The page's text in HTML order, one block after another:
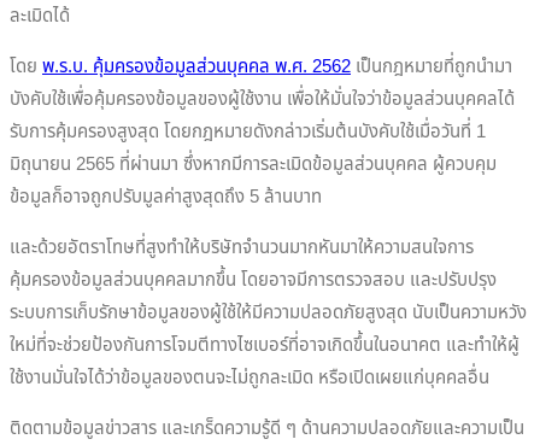
ละเมิดได้
โดย พ.ร.บ. คุ้มครองข้อมูลส่วนบุคคล พ.ศ. 2562 เป็นกฎหมายที่ถูกนำมา
บังคับใช้เพื่อคุ้มครองข้อมูลของผู้ใช้งาน เพื่อให้มั่นใจว่าข้อมูลส่วนบุคคลได้
รับการคุ้มครองสูงสุด โดยกฎหมายดังกล่าวเริ่มต้นบังคับใช้เมื่อวันที่ 1
มิถุนายน 2565 ที่ผ่านมา ซึ่งหากมีการละเมิดข้อมูลส่วนบุคคล ผู้ควบคุม
ข้อมูลก็อาจถูกปรับมูลค่าสูงสุดถึง 5 ล้านบาท
และด้วยอัตราโทษที่สูงทำให้บริษัทจำนวนมากหันมาให้ความสนใจการ
คุ้มครองข้อมูลส่วนบุคคลมากขึ้น โดยอาจมีการตรวจสอบ และปรับปรุง
ระบบการเก็บรักษาข้อมูลของผู้ใช้ให้มีความปลอดภัยสูงสุด นับเป็นความหวัง
ใหม่ที่จะช่วยป้องกันการโจมตีทางไซเบอร์ที่อาจเกิดขึ้นในอนาคต และทำให้ผู้
ใช้งานมั่นใจได้ว่าข้อมูลของตนจะไม่ถูกละเมิด หรือเปิดเผยแก่บุคคลอื่น
ติดตามข้อมูลข่าวสาร และเกร็ดความรู้ดี ๆ ด้านความปลอดภัยและความเป็น